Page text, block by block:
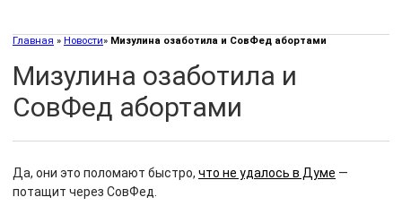
Главная » Новости» Мизулина озаботила и СовФед абортами
Мизулина озаботила и
СовФед абортами
Да, они это поломают быстро, что не удалось в Думе —
потащит через СовФед.